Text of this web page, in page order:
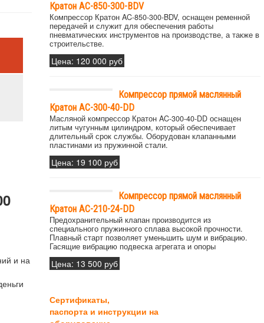
и на
Кратон AC-850-300-BDV
Компрессор Кратон AC-850-300-BDV, оснащен ременной
передачей и служит для обеспечения работы
пневматических инструментов на производстве, а также в
строительстве.
Цена: 120 000 руб
Компрессор прямой маслянный
Кратон AC-300-40-DD
Масляной компрессор Кратон AC-300-40-DD оснащен
литым чугунным цилиндром, который обеспечивает
длительный срок службы. Оборудован клапанными
пластинами из пружинной стали.
Цена: 19 100 руб
Компрессор прямой маслянный
Кратон AC-210-24-DD
Предохранительный клапан производится из
специального пружинного сплава высокой прочности.
Плавный старт позволяет уменьшить шум и вибрацию.
Гасящие вибрацию подвеска агрегата и опоры
Цена: 13 500 руб
Сертификаты,
паспорта и инструкции на